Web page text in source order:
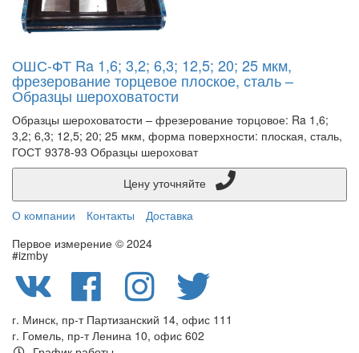
ОШС-ФТ Ra 1,6; 3,2; 6,3; 12,5; 20; 25 мкм,
фрезерование торцевое плоское, сталь –
Образцы шероховатости
Образцы шероховатости – фрезерование торцовое: Ra 1,6;
3,2; 6,3; 12,5; 20; 25 мкм, форма поверхности: плоская, сталь,
ГОСТ 9378-93 Образцы шероховат
О компании
Контакты
Доставка
Первое измерение © 2024
#izmby
г. Минск, пр-т Партизанский 14, офис 111
г. Гомель, пр-т Ленина 10, офис 602